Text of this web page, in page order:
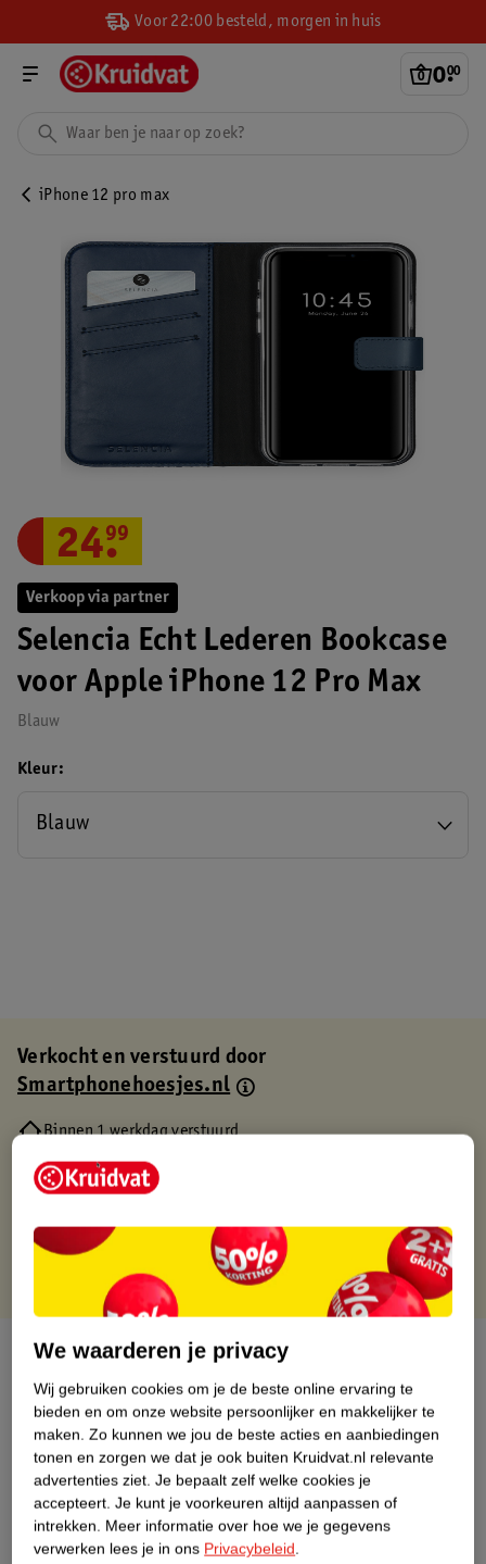
Voor 22:00 besteld, morgen in huis
0.
00
iPhone 12 pro max
Verkoop via partner
Selencia Echt Lederen Bookcase
voor Apple iPhone 12 Pro Max
Blauw
24.
99
Kleur
Blauw
Verkocht en verstuurd door
Smartphonehoesjes.nl
Binnen 1 werkdag verstuurd
Gratis thuisbezorgd
Gratis retourneren via verkooppartner.
Over dit product
Productinformatie
Etiketinformatie
Nature Impact Score
We waarderen je privacy
Wij gebruiken cookies om je de beste online ervaring te
bieden en om onze website persoonlijker en makkelijker te
maken. Zo kunnen we jou de beste acties en aanbiedingen
tonen en zorgen we dat je ook buiten Kruidvat.nl relevante
advertenties ziet. Je bepaalt zelf welke cookies je
accepteert. Je kunt je voorkeuren altijd aanpassen of
intrekken. Meer informatie over hoe we je gegevens
verwerken lees je in ons Privacybeleid.